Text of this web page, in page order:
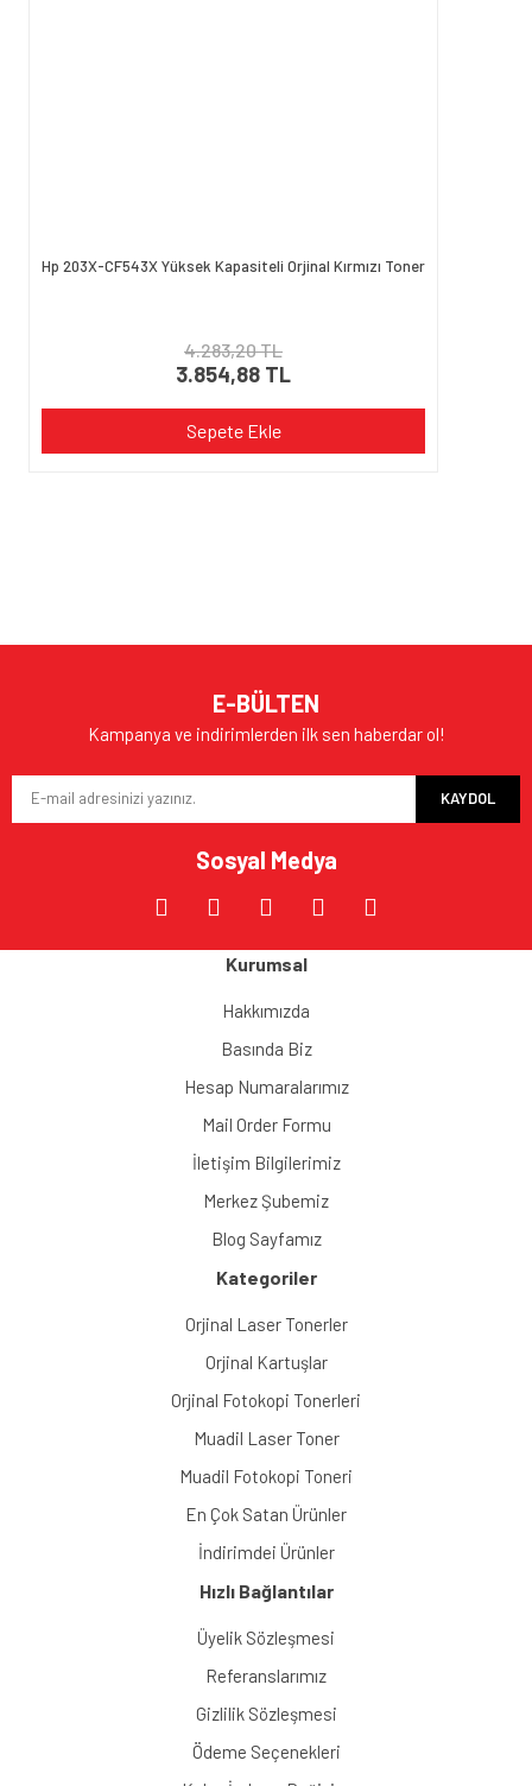
Hp 203X-CF543X Yüksek Kapasiteli Orjinal Kırmızı Toner
4.283,20 TL
3.854,88 TL
Sepete Ekle
E-BÜLTEN
Kampanya ve indirimlerden ilk sen haberdar ol!
KAYDOL
Sosyal Medya
Kurumsal
Hakkımızda
Basında Biz
Hesap Numaralarımız
Mail Order Formu
İletişim Bilgilerimiz
Merkez Şubemiz
Blog Sayfamız
Kategoriler
Orjinal Laser Tonerler
Orjinal Kartuşlar
Orjinal Fotokopi Tonerleri
Muadil Laser Toner
Muadil Fotokopi Toneri
En Çok Satan Ürünler
İndirimdei Ürünler
Hızlı Bağlantılar
Üyelik Sözleşmesi
Referanslarımız
Gizlilik Sözleşmesi
Ödeme Seçenekleri